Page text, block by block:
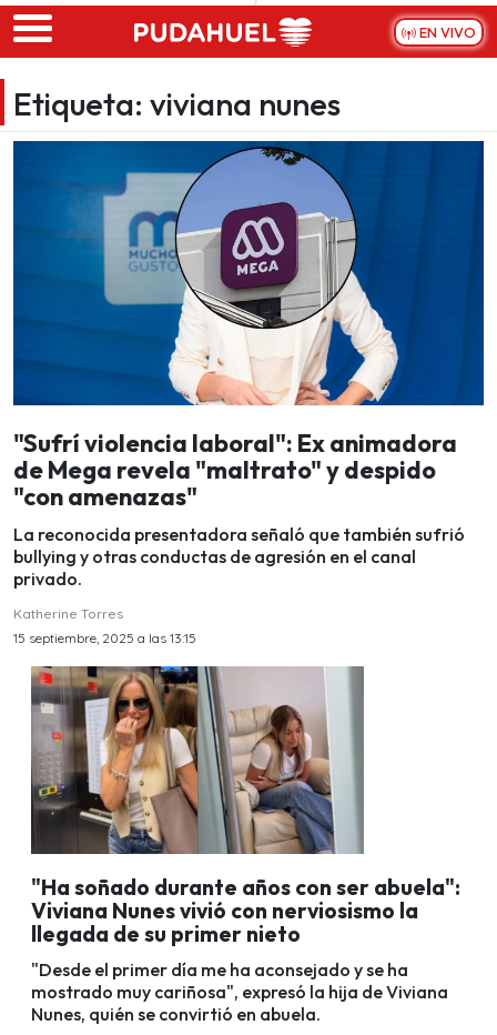
Skip to main content
EN VIVO
Etiqueta: viviana nunes
"Sufrí violencia laboral": Ex animadora
de Mega revela "maltrato" y despido
"con amenazas"
La reconocida presentadora señaló que también sufrió
bullying y otras conductas de agresión en el canal
privado.
Katherine Torres
15 septiembre, 2025 a las 13:15
"Ha soñado durante años con ser abuela":
Viviana Nunes vivió con nerviosismo la
llegada de su primer nieto
"Desde el primer día me ha aconsejado y se ha
mostrado muy cariñosa", expresó la hija de Viviana
Nunes, quién se convirtió en abuela.